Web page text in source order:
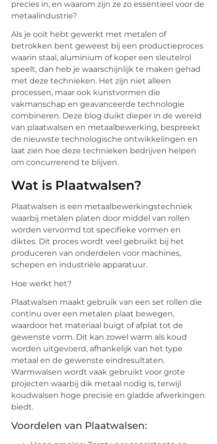
precies in, en waarom zijn ze zo essentieel voor de
metaalindustrie?
Als je ooit hebt gewerkt met metalen of
betrokken bent geweest bij een productieproces
waarin staal, aluminium of koper een sleutelrol
speelt, dan heb je waarschijnlijk te maken gehad
met deze technieken. Het zijn niet alleen
processen, maar ook kunstvormen die
vakmanschap en geavanceerde technologie
combineren. Deze blog duikt dieper in de wereld
van plaatwalsen en metaalbewerking, bespreekt
de nieuwste technologische ontwikkelingen en
laat zien hoe deze technieken bedrijven helpen
om concurrerend te blijven.
Wat is Plaatwalsen?
Plaatwalsen is een metaalbewerkingstechniek
waarbij metalen platen door middel van rollen
worden vervormd tot specifieke vormen en
diktes. Dit proces wordt veel gebruikt bij het
produceren van onderdelen voor machines,
schepen en industriële apparatuur.
Hoe werkt het?
Plaatwalsen maakt gebruik van een set rollen die
continu over een metalen plaat bewegen,
waardoor het materiaal buigt of afplat tot de
gewenste vorm. Dit kan zowel warm als koud
worden uitgevoerd, afhankelijk van het type
metaal en de gewenste eindresultaten.
Warmwalsen wordt vaak gebruikt voor grote
projecten waarbij dik metaal nodig is, terwijl
koudwalsen hoge precisie en gladde afwerkingen
biedt.
Voordelen van Plaatwalsen: